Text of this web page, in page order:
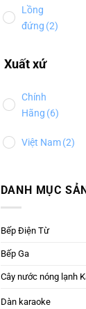
Lồng
đứng (2)
Xuất xứ
Chính
Hãng (6)
Việt Nam (2)
DANH MỤC
Bếp Điện Từ
Bếp Ga
Cây nước nóng lạnh
Dàn karaoke